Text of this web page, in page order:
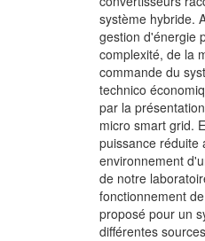
système hybride.
gestion d'énergie
complexité, de la
commande du
technico
par la
micro smart grid.
puissance réduite
environnement
de notre
fonctionnement
proposé pour un
différentes